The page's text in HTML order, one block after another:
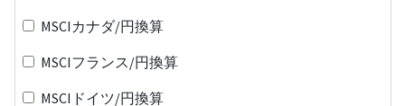
MSCIカナダ/円換算
MSCIフランス/円換算
MSCIドイツ/円換算